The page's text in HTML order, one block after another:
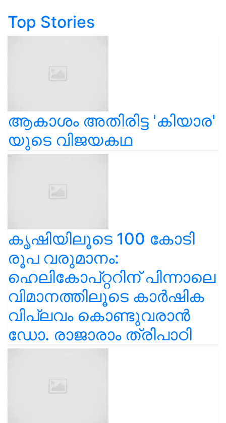
Top Stories
ആകാശം അതിരിട്ട 'കിയാര'
യുടെ വിജയകഥ
കൃഷിയിലൂടെ 100 കോടി
രൂപ വരുമാനം:
ഹെലികോപ്റ്ററിന് പിന്നാലെ
വിമാനത്തിലൂടെ കാർഷിക
വിപ്ലവം കൊണ്ടുവരാൻ
ഡോ. രാജാരാം ത്രിപാഠി